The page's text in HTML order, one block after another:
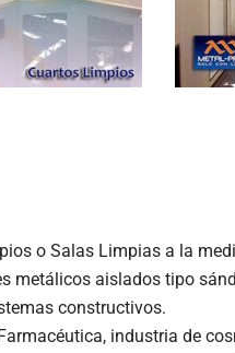
o Salas Limpias a la
metálicos aislados tipo
constructivos.
industria de